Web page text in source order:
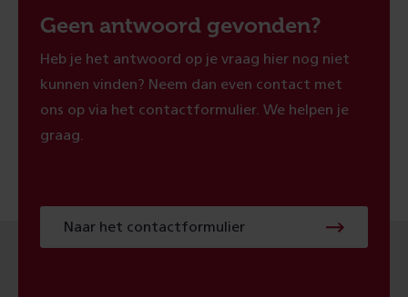
Geen antwoord gevonden?
Heb je het antwoord op je vraag hier nog niet
kunnen vinden? Neem dan even contact met
ons op via het contactformulier. We helpen je
graag.
Naar het contactformulierNaar